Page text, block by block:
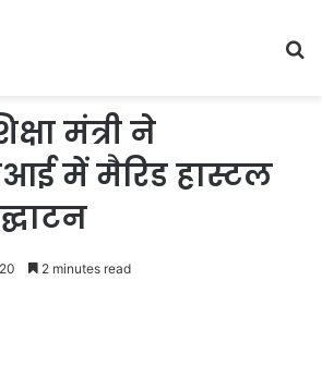
मंत्री ने
में मैरिड हास्टल
2 minutes read